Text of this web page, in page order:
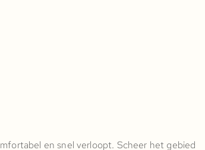
en snel verloopt. Scheer het gebied